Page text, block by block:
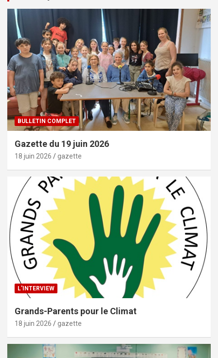
BULLETIN COMPLET
Gazette du 19 juin 2026
18 juin 2026 gazette
L'INTERVIEW
Grands-Parents pour le Climat
18 juin 2026 gazette